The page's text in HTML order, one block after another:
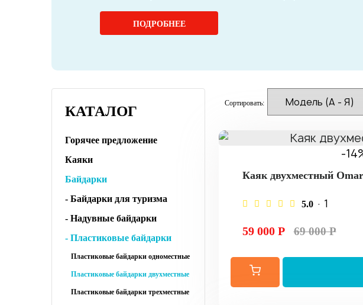
ПОДРОБНЕЕ
КАТАЛОГ
Горячее предложение
Каяки
Байдарки
- Байдарки для туризма
- Надувные байдарки
- Пластиковые байдарки
Пластиковые байдарки одноместные
Пластиковые байдарки двухместные
Пластиковые байдарки трехместные
Сортировать:
-
Каяк двухместный Omar
5.0 · 1
59 000 Р 69 000 Р